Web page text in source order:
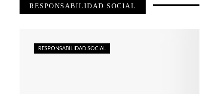
RESPONSABILIDAD SOCIAL
RESPONSABILIDAD SOCIAL